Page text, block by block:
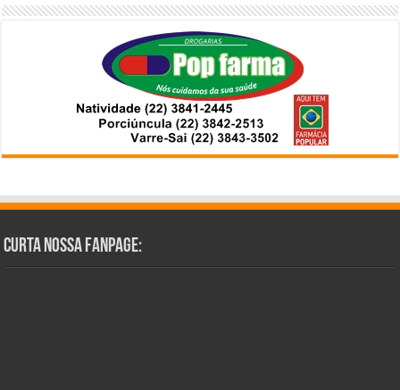
Curta Nossa Fanpage: